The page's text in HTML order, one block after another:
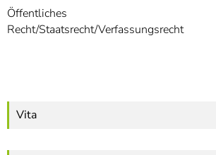
Barrierefreiheit
Öffentliches
Recht/Staatsrecht/Verfassungsrecht
Vita